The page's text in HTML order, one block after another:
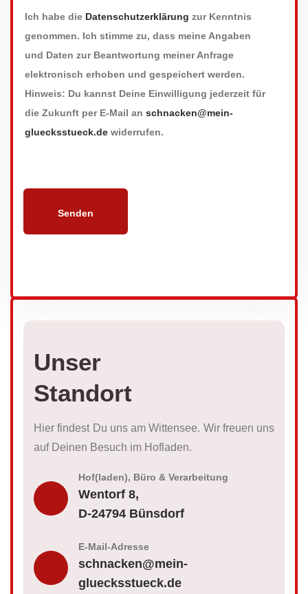
Ich habe die Datenschutzerklärung zur Kenntnis
genommen. Ich stimme zu, dass meine Angaben
und Daten zur Beantwortung meiner Anfrage
elektronisch erhoben und gespeichert werden.
Hinweis: Du kannst Deine Einwilligung jederzeit für
die Zukunft per E-Mail an schnacken@mein-
gluecksstueck.de widerrufen.
Unser
Standort
Hier findest Du uns am Wittensee. Wir freuen uns
auf Deinen Besuch im Hofladen.
Hof(laden), Büro & Verarbeitung
Wentorf 8,
D-24794 Bünsdorf
E-Mail-Adresse
schnacken@mein-
gluecksstueck.de